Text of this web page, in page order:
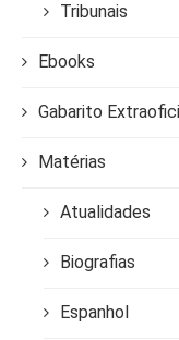
Tribunais
Ebooks
Gabarito
Matérias
Atualidades
Biografias
Espanhol